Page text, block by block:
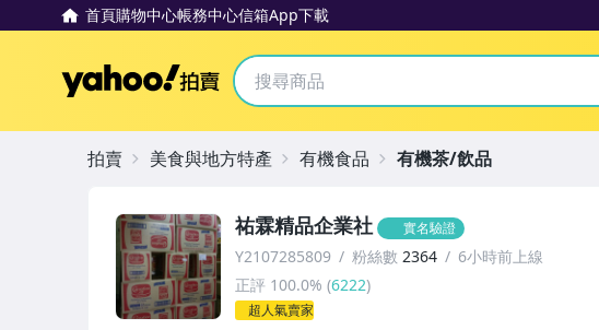
首頁購物中心帳務中心信箱App下載
Yahoo拍賣
祐霖精品企業社 實名驗證
Y2107285809 粉絲數 2364
6小時前上線
正評 100.0% (6222)
超人氣賣家
拍賣 美食與地方特產 有機食品 有機茶/飲品